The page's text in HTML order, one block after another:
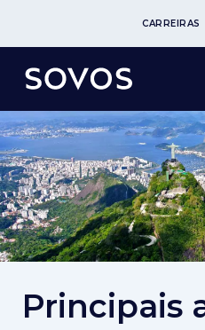
CARREIRAS
Principais